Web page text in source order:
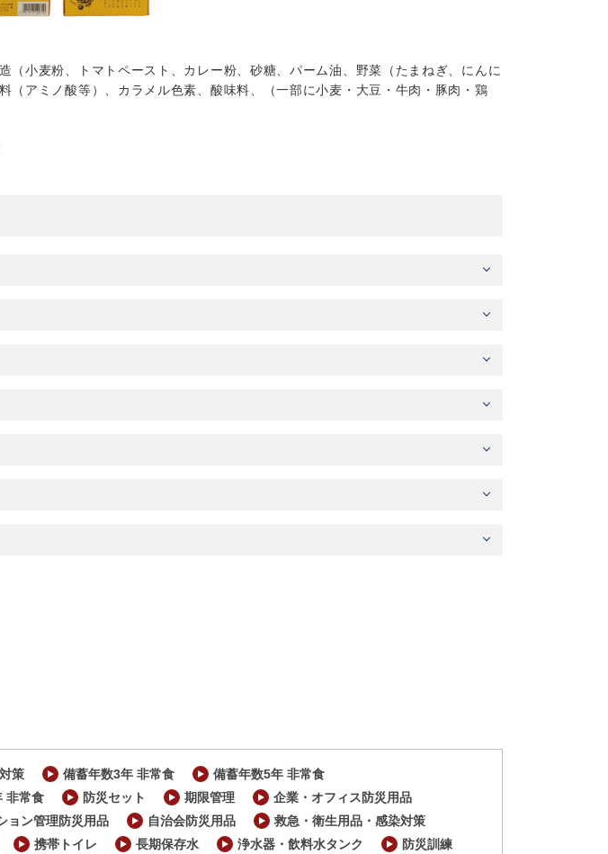
（小麦粉、トマトペースト、カレー粉、砂糖、パーム油、野菜（たまねぎ、にんに
（アミノ酸等）、カラメル色素、酸味料、（一部に小麦・大豆・牛肉・豚肉・鶏
策 備蓄年数3年 非常食
備蓄年数5年 非常食
非常食
防災セット 期限管理
企業・オフィス防災用品
ョン管理防災用品
自治会防災用品
救急・衛生用品・感染対策
携帯トイレ 長期保存水 浄水器・飲料水タンク
防災訓練